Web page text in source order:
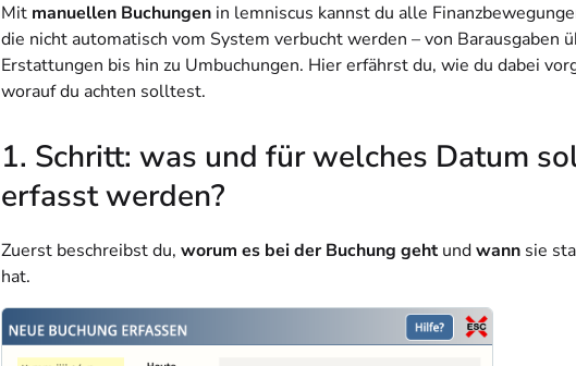
Mit manuellen Buchungen in lemniscus kannst du alle
die nicht automatisch vom System verbucht werden – von Barausgaben
Erstattungen bis hin zu Umbuchungen. Hier erfährst du, wie du dabei
worauf du achten solltest.
1. Schritt: was und für welches Datum
erfasst werden?
Zuerst beschreibst du, worum es bei der Buchung gehtundwann sie
hat.